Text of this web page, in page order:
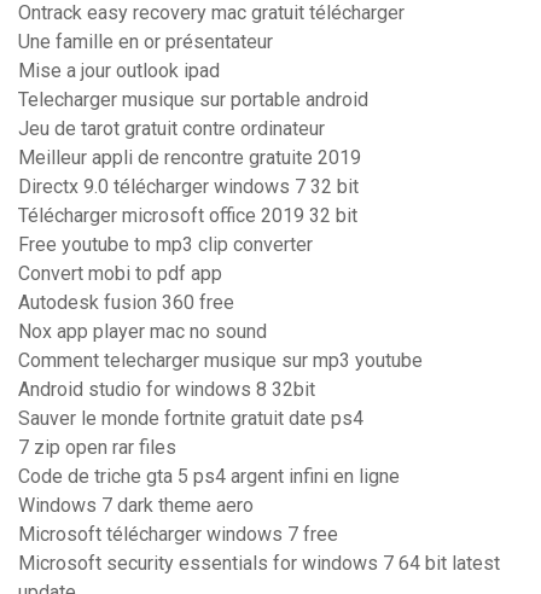
Ontrack easy recovery mac gratuit télécharger
Une famille en or présentateur
Mise a jour outlook ipad
Telecharger musique sur portable android
Jeu de tarot gratuit contre ordinateur
Meilleur appli de rencontre gratuite 2019
Directx 9.0 télécharger windows 7 32 bit
Télécharger microsoft office 2019 32 bit
Free youtube to mp3 clip converter
Convert mobi to pdf app
Autodesk fusion 360 free
Nox app player mac no sound
Comment telecharger musique sur mp3 youtube
Android studio for windows 8 32bit
Sauver le monde fortnite gratuit date ps4
7 zip open rar files
Code de triche gta 5 ps4 argent infini en ligne
Windows 7 dark theme aero
Microsoft télécharger windows 7 free
Microsoft security essentials for windows 7 64 bit latest